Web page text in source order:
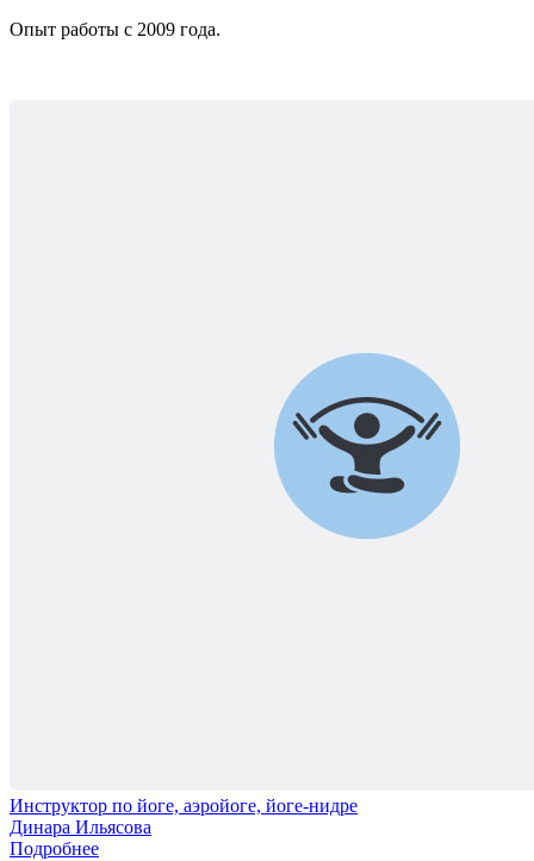
Опыт работы с 2009 года.
Инструктор по йоге, аэройоге, йоге-нидре
Динара Ильясова
Подробнее